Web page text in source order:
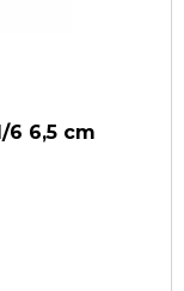
6 6,5 cm